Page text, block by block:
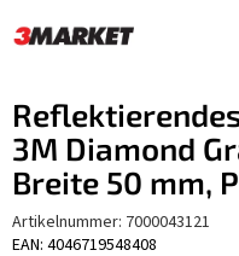
Inhalt
3M Diamond
Breite 50 mm,
Artikelnummer: 7000043121
EAN: 4046719548408